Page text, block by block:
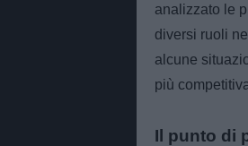
analizzato le
diversi ruoli
alcune
più
Il punto di